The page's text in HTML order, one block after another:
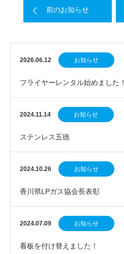
前のお知らせ
2026.06.12 お知らせ
フライヤーレンタル始めました！
2024.11.14 お知らせ
ステンレス五徳
2024.10.26 お知らせ
香川県LPガス協会長表彰
2024.07.09 お知らせ
看板を付け替えました！